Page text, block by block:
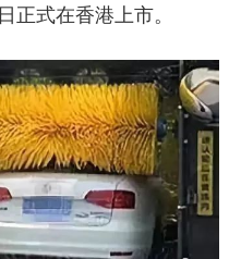
正式在香港上市。